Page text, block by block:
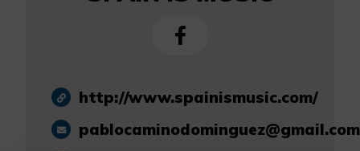
http://www.spainismusic.com/
pablocaminodominguez@gmail.com